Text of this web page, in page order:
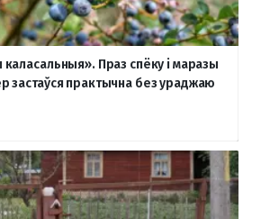
Праз спёку і маразы
застаўся практычна без ураджаю